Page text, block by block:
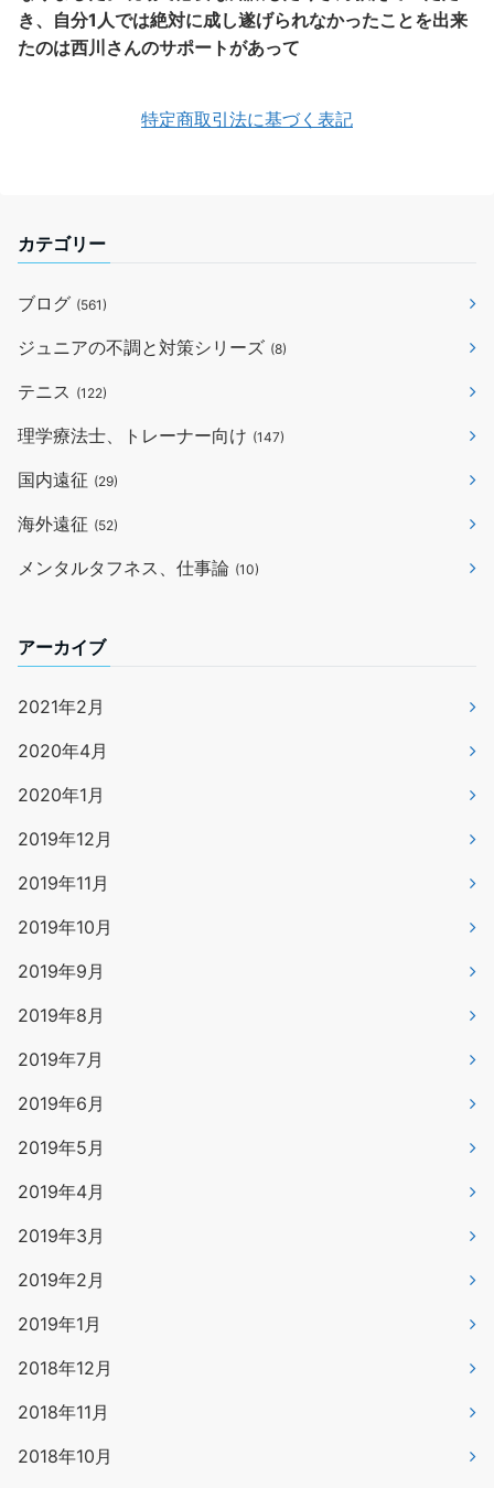
き、自分1人では絶対に成し遂げられなかったことを出来
たのは西川さんのサポートがあって
特定商取引法に基づく表記
カテゴリー
ブログ (561)
ジュニアの不調と対策シリーズ (8)
テニス (122)
理学療法士、トレーナー向け (147)
国内遠征 (29)
海外遠征 (52)
メンタルタフネス、仕事論 (10)
アーカイブ
2021年2月
2020年4月
2020年1月
2019年12月
2019年11月
2019年10月
2019年9月
2019年8月
2019年7月
2019年6月
2019年5月
2019年4月
2019年3月
2019年2月
2019年1月
2018年12月
2018年11月
2018年10月